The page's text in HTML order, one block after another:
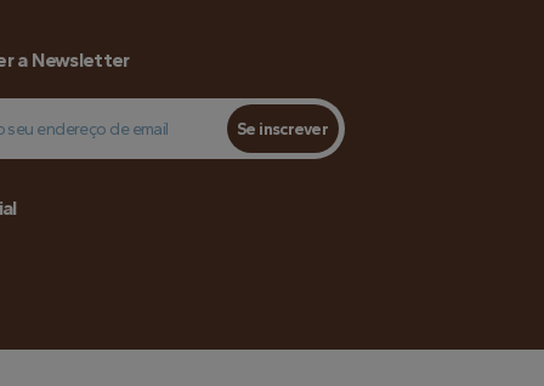
a Newsletter
Se inscrever